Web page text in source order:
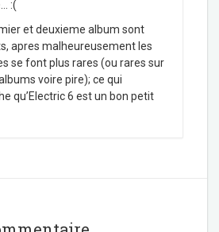
:(
et deuxieme album sont
apres malheureusement les
se font plus rares (ou rares sur
voire pire); ce qui
qu’Electric 6 est un bon petit